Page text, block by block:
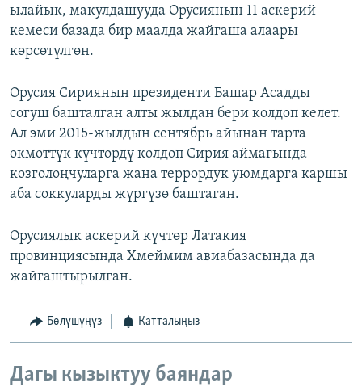
ылайык, макулдашууда Орусиянын 11 аскерий
кемеси базада бир маалда жайгаша алаары
көрсөтүлгөн.
Орусия Сириянын президенти Башар Асадды
согуш башталган алты жылдан бери колдоп келет.
Ал эми 2015-жылдын сентябрь айынан тарта
өкмөттүк күчтөрдү колдоп Сирия аймагында
козголоңчуларга жана террордук уюмдарга каршы
аба соккуларды жүргүзө баштаган.
Орусиялык аскерий күчтөр Латакия
провинциясында Хмеймим авиабазасында да
жайгаштырылган.
Бөлүшүңүз Катталыңыз
Дагы кызыктуу баяндар